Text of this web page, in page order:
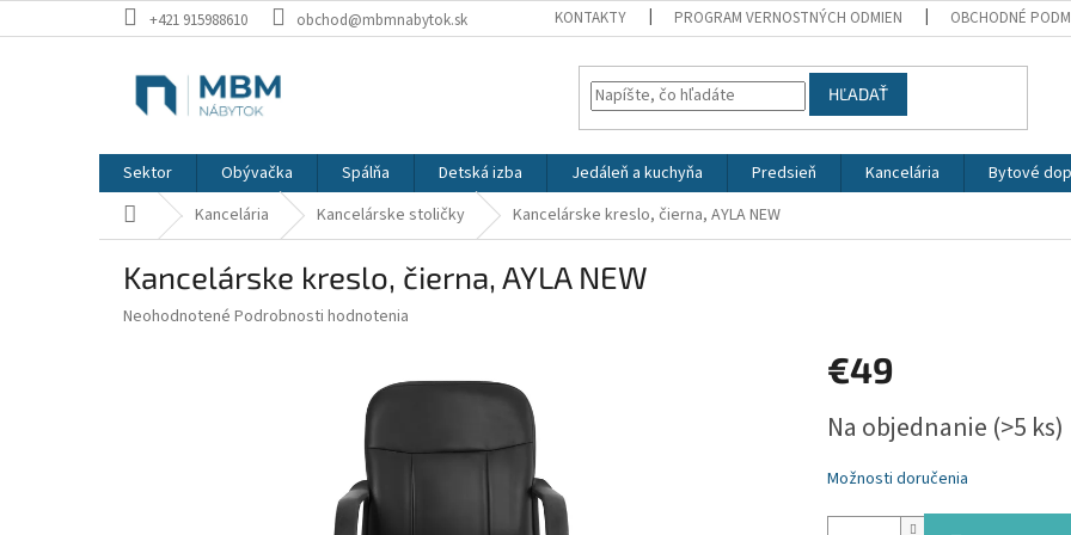
na
+421 915988610 obchod@mbmnabytok.sk KONTAKTY PROGRAM VERNOSTNÝCH ODMIEN OBCHODNÉ
HĽADAŤ
Sektor Obývačka Spálňa Detská izba Jedáleň a kuchyňa Predsieň Kancelária Bytové
DomovKancelária Kancelárske stoličky Kancelárske kreslo, čierna, AYLA NEW
Kancelárske kreslo, čierna, AYLA NEW
Priemerné
Neohodnotené Podrobnosti hodnotenia
€49
cena:
Na objednanie (>5 ks)
Možnosti doručenia